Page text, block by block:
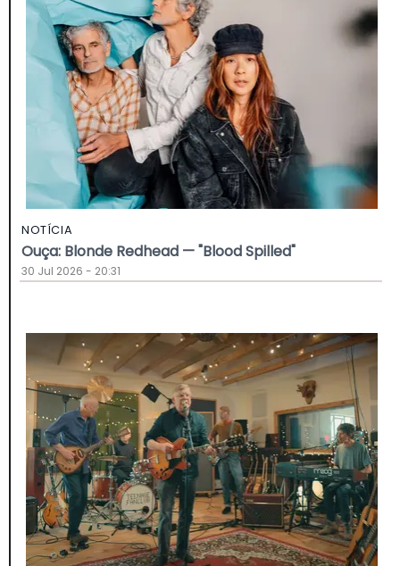
NOTÍCIA
Ouça: Blonde Redhead — "Blood Spilled"
30 Jul 2026 - 20:31